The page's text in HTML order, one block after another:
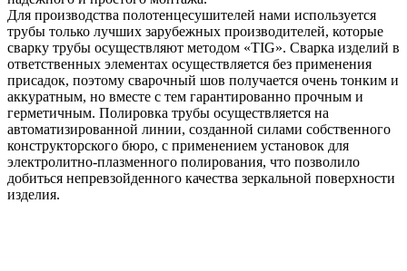
Для производства полотенцесушителей нами используется
трубы только лучших зарубежных производителей, которые
сварку трубы осуществляют методом «TIG». Сварка изделий в
ответственных элементах осуществляется без применения
присадок, поэтому сварочный шов получается очень тонким и
аккуратным, но вместе с тем гарантированно прочным и
герметичным. Полировка трубы осуществляется на
автоматизированной линии, созданной силами собственного
конструкторского бюро, с применением установок для
электролитно-плазменного полирования, что позволило
добиться непревзойденного качества зеркальной поверхности
изделия.